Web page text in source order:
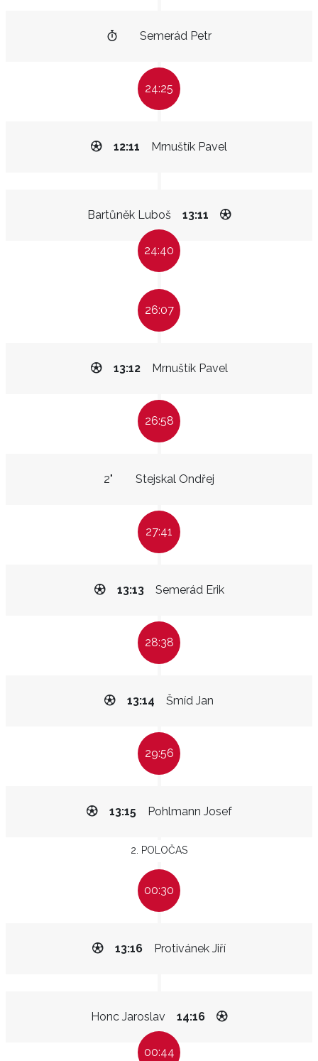
Semerád Petr
24:25
Mrnuštík Pavel
12:11
Bartůněk Luboš 13:11
24:40
26:07
Mrnuštík Pavel
13:12
26:58
Stejskal Ondřej
2"
27:41
Semerád Erik
13:13
28:38
Šmíd Jan
13:14
29:56
Pohlmann Josef
13:15
2. POLOČAS
00:30
Protivánek Jiří
13:16
Honc Jaroslav 14:16
00:44